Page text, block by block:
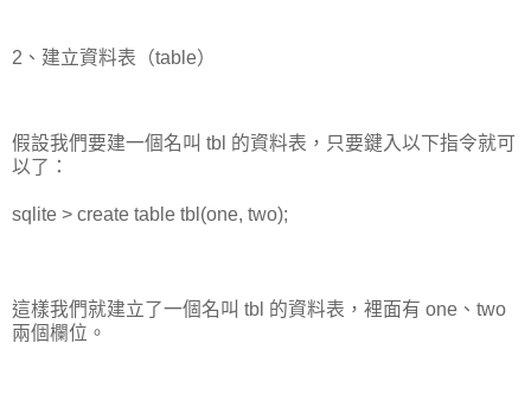
2、建立資料表（table）
假設我們要建一個名叫 tbl 的資料表，只要鍵入以下指令就可
以了：
sqlite > create table tbl(one, two);
這樣我們就建立了一個名叫 tbl 的資料表，裡面有 one、two
兩個欄位。